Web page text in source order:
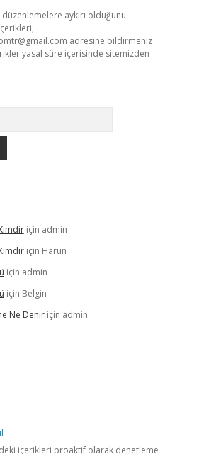
aykırı olduğunu
adresine bildirmeniz
yasal süre içerisinde sitemizden
için admin
için Harun
için admin
için Belgin
Ne Deniriçin admin
içerikleri proaktif olarak denetleme